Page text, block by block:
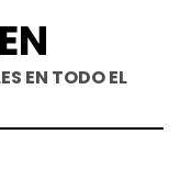
EN TODO EL